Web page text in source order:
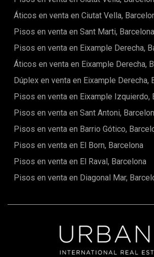
carácter residencial.Cada vivienda ha sido
aprovechar al máximo la luz natural y una
seleccionados con atención al detalle. El
refinado.El conjunto transmite una
elegante, concebida para quienes buscan
de vida de alta calidad en pleno centro del
los barrios más emblemáticos y codiciados
Áticos en venta en Ciutat Vella,
Pisos en venta en Sant Marti, Barcelona
Pisos en venta en Eixample Derecha,
Áticos en venta en Eixample Derecha,
Dúplex en venta en Eixample Derecha,
Pisos en venta en Eixample Izquierdo,
Pisos en venta en Sant Antoni,
Pisos en venta en Barrio Gótico,
Pisos en venta en El Born, Barcelona
Pisos en venta en El Raval, Barcelona
Pisos en venta en Diagonal Mar,